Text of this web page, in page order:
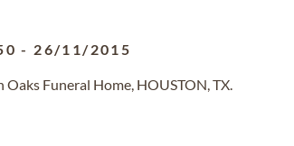
- 26/11/2015
Funeral Home, HOUSTON, TX.